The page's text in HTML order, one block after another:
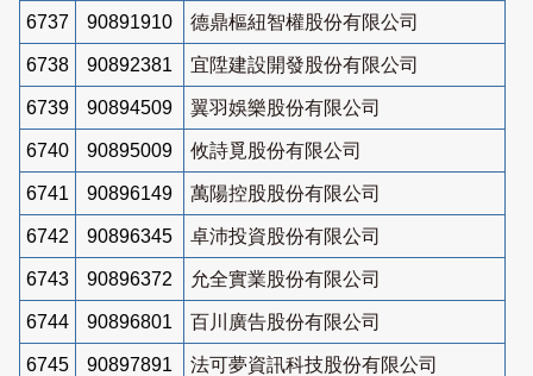
6737 90891910 德鼎樞紐智權股份有限公司
6738 90892381 宜陞建設開發股份有限公司
6739 90894509 翼羽娛樂股份有限公司
6740 90895009 攸詩覓股份有限公司
6741 90896149 萬陽控股股份有限公司
6742 90896345 卓沛投資股份有限公司
6743 90896372 允全實業股份有限公司
6744 90896801 百川廣告股份有限公司
6745 90897891 法可夢資訊科技股份有限公司